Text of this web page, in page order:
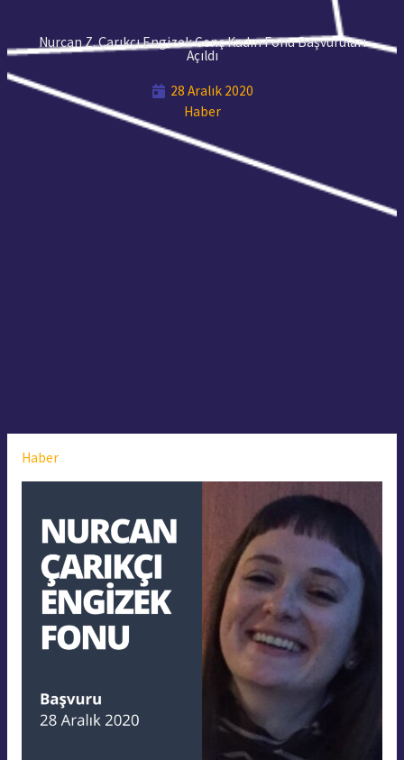
Nurcan Z. Çarıkçı Engizek Genç Kadın Fonu Başvuruları
Açıldı
28 Aralık 2020
Haber
Haber